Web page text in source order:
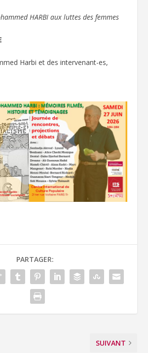
HARBI aux luttes des femmes
Harbi et des intervenant-es,
PARTAGER:
SUIVANT